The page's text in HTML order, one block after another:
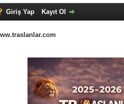
Giriş Yap Kayıt Ol